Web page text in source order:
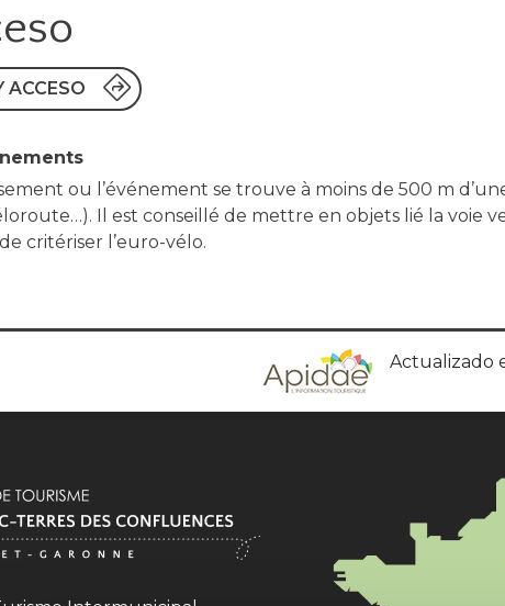
ACCESO
ou l’événement se trouve à moins de 500 m
Il est conseillé de mettre en objets lié la voie
critériser l’euro-vélo.
Actualizado